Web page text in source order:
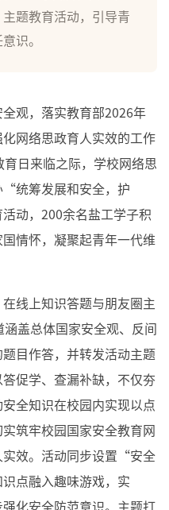
题教育活动，引导青
识。
观，落实教育部2026年
网络思政育人实效的工作
日来临之际，学校网络思
“统筹发展和安全，护
动，200余名盐工学子积
情怀，凝聚起青年一代维
线上知识答题与朋友圈主
盖总体国家安全观、反间
目作答，并转发活动主题
促学、查漏补缺，不仅夯
全知识在校园内实现以点
筑牢校园国家安全教育网
实效。活动同步设置“安全
点融入趣味游戏，实
化安全防范意识。主题打